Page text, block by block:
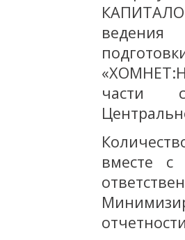
ведения
части
вместе с